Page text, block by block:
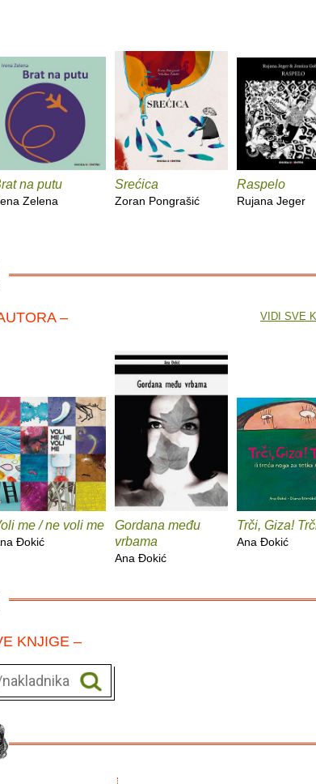
na putu
Zelena
Srećica
Zoran Pongrašić
Raspelo
Rujana Jeger
–
me / ne voli me
Ðokić
Gordana među
vrbama
Ana Ðokić
Trči, Giza!
Ana Ðokić
VIDI SVE
KNJIGE –